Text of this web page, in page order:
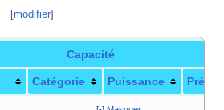
[modifier]
Capacité
Catégorie Puissance